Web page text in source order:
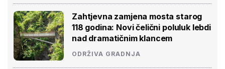
Zahtjevna zamjena mosta starog
118 godina: Novi čelični poluluk lebdi
nad dramatičnim klancem
ODRŽIVA GRADNJA